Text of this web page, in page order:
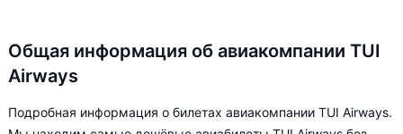
Общая информация об авиакомпании TUI
Airways
Подробная информация о билетах авиакомпании TUI Airways.